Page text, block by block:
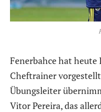
Fenerbahce hat
Cheftrainer
Übungsleiter
Vitor Pereira, das